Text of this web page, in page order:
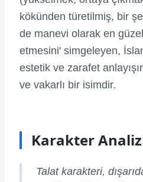
kökünden türetilmiş, bir
de manevi olarak en
etmesini' simgeleyen,
estetik ve zarafet
ve vakarlı bir isimdir.
Karakter
Talat karakteri,